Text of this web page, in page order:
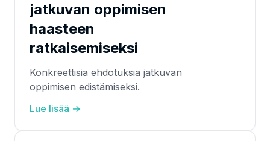
jatkuvan oppimisen
haasteen
ratkaisemiseksi
Konkreettisia ehdotuksia jatkuvan
oppimisen edistämiseksi.
Lue lisää →